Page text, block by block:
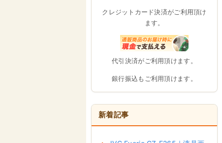
クレジットカード決済がご利用頂け
ます。
代引決済がご利用頂けます。
銀行振込もご利用頂けます。
新着記事